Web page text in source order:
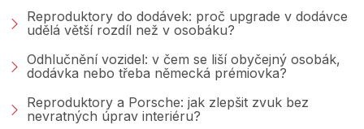
Reproduktory do dodávek: proč upgrade v dodávce
udělá větší rozdíl než v osobáku?
Odhlučnění vozidel: v čem se liší obyčejný osobák,
dodávka nebo třeba německá prémiovka?
Reproduktory a Porsche: jak zlepšit zvuk bez
nevratných úprav interiéru?